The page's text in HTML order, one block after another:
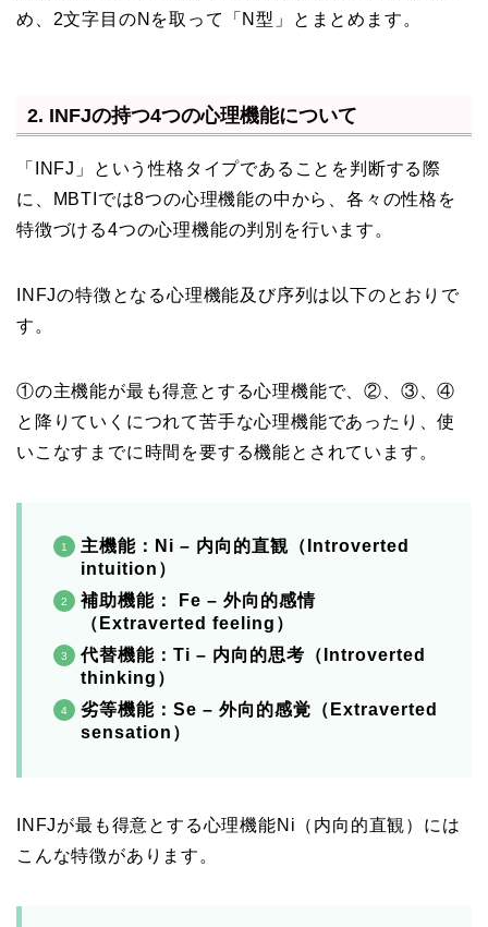
め、2文字目のNを取って「N型」とまとめます。
2. INFJの持つ4つの心理機能について
「INFJ」という性格タイプであることを判断する際
に、MBTIでは8つの心理機能の中から、各々の性格を
特徴づける4つの心理機能の判別を行います。
INFJの特徴となる心理機能及び序列は以下のとおりで
す。
①の主機能が最も得意とする心理機能で、②、③、④
と降りていくにつれて苦手な心理機能であったり、使
いこなすまでに時間を要する機能とされています。
主機能：Ni – 内向的直観（ Introverted
intuition ）
補助機能： Fe – 外向的感情
（ Extraverted feeling ）
代替機能：Ti – 内向的思考（ Introverted
thinking ）
劣等機能：Se – 外向的感覚（ Extraverted
sensation ）
INFJが最も得意とする心理機能Ni（内向的直観）には
こんな特徴があります。